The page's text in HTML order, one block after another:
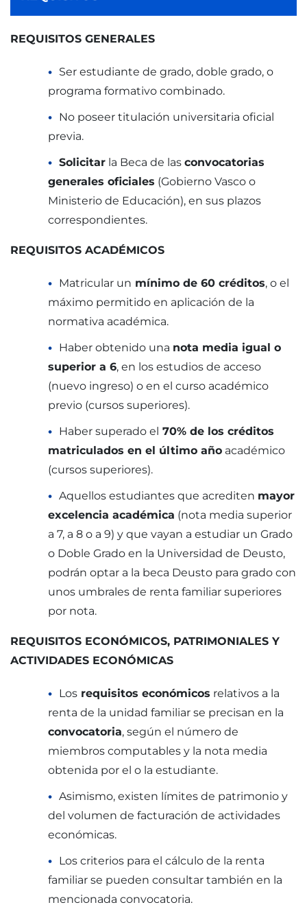
REQUISITOS GENERALES
Ser estudiante de grado, doble grado, o
programa formativo combinado.
No poseer titulación universitaria oficial
previa.
Solicitar la Beca de las convocatorias
generales oficiales (Gobierno Vasco o
Ministerio de Educación), en sus plazos
correspondientes.
REQUISITOS ACADÉMICOS
Matricular un mínimo de 60 créditos, o el
máximo permitido en aplicación de la
normativa académica.
Haber obtenido una nota media igual o
superior a 6, en los estudios de acceso
(nuevo ingreso) o en el curso académico
previo (cursos superiores).
Haber superado el 70% de los créditos
matriculados en el último año académico
(cursos superiores).
Aquellos estudiantes que acrediten mayor
excelencia académica (nota media superior
a 7, a 8 o a 9) y que vayan a estudiar un Grado
o Doble Grado en la Universidad de Deusto,
podrán optar a la beca Deusto para grado con
unos umbrales de renta familiar superiores
por nota.
REQUISITOS ECONÓMICOS, PATRIMONIALES Y
ACTIVIDADES ECONÓMICAS
Los requisitos económicos relativos a la
renta de la unidad familiar se precisan en la
convocatoria, según el número de
miembros computables y la nota media
obtenida por el o la estudiante.
Asimismo, existen límites de patrimonio y
del volumen de facturación de actividades
económicas.
Los criterios para el cálculo de la renta
familiar se pueden consultar también en la
mencionada convocatoria.